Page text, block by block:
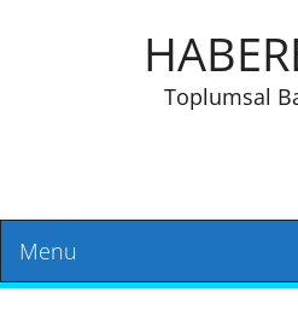
Toplumsal
Menu